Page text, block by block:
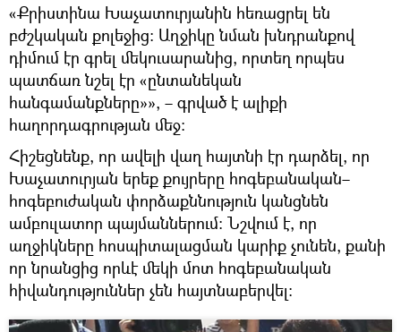
«Քրիստինա Խաչատուրյանին հեռացրել են
բժշկական քոլեջից։ Աղջիկը նման խնդրանքով
դիմում էր գրել մեկուսարանից, որտեղ որպես
պատճառ նշել էր «ընտանեկան
հանգամանքները»», – գրված է ալիքի
հաղորդագրության մեջ։
Հիշեցնենք, որ ավելի վաղ հայտնի էր դարձել, որ
Խաչատուրյան երեք քույրերը հոգեբանական–
հոգեբուժական փորձաքննություն կանցնեն
ամբուլատոր պայմաններում։ Նշվում է, որ
աղջիկները հոսպիտալացման կարիք չունեն, քանի
որ նրանցից որևէ մեկի մոտ հոգեբանական
հիվանդություններ չեն հայտնաբերվել։